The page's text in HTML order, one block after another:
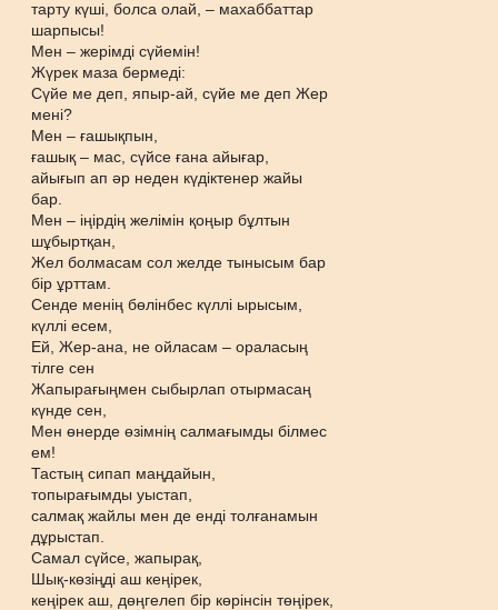
тарту күші, болса олай, – махаббаттар
шарпысы!
Мен – жерімді сүйемін!
Жүрек маза бермеді:
Сүйе ме деп, япыр-ай, сүйе ме деп Жер
мені?
Мен – ғашықпын,
ғашық – мас, сүйсе ғана айығар,
айығып ап әр неден күдіктенер жайы
бар.
Мен – іңірдің желімін қоңыр бұлтын
шұбыртқан,
Жел болмасам сол желде тынысым бар
бір ұрттам.
Сенде менің бөлінбес күллі ырысым,
күллі есем,
Ей, Жер-ана, не ойласам – ораласың
тілге сен
Жапырағыңмен сыбырлап отырмасаң
күнде сен,
Мен өнерде өзімнің салмағымды білмес
ем!
Тастың сипап маңдайын,
топырағымды уыстап,
салмақ жайлы мен де енді толғанамын
дұрыстап.
Самал сүйсе, жапырақ,
Шық-көзіңді аш кеңірек,
кеңірек аш, дөңгелеп бір көрінсін төңірек,